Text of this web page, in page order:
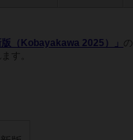
版（Kobayakawa 2025）」
す。